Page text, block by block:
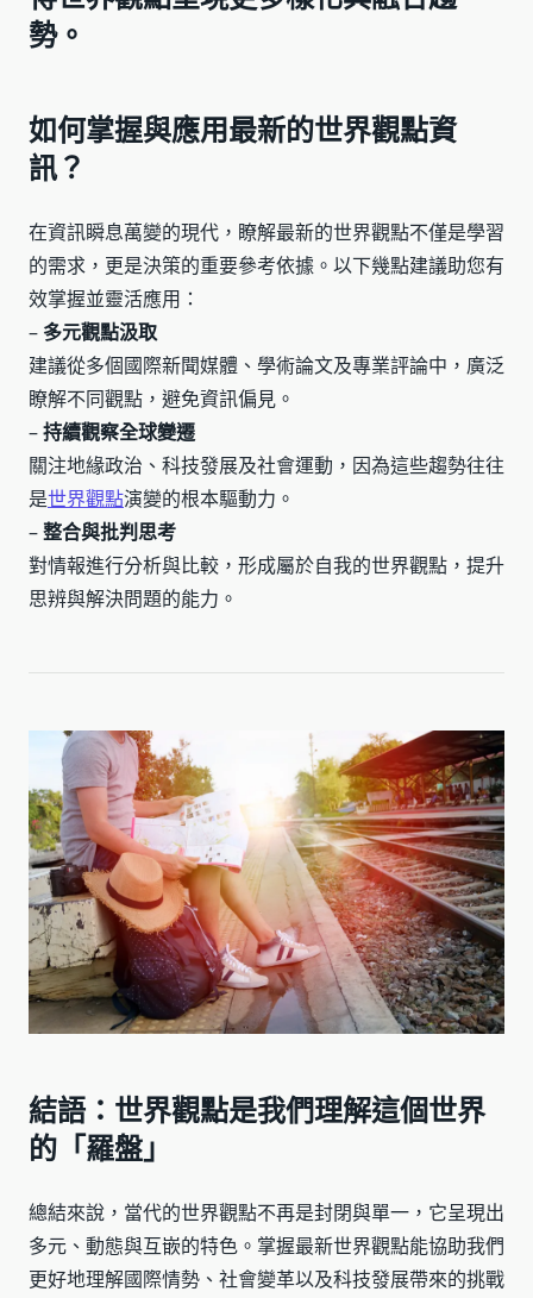
勢。
如何掌握與應用最新的世界觀點資
訊？
在資訊瞬息萬變的現代，瞭解最新的世界觀點不僅是學習
的需求，更是決策的重要參考依據。以下幾點建議助您有
效掌握並靈活應用：
– 多元觀點汲取
建議從多個國際新聞媒體、學術論文及專業評論中，廣泛
瞭解不同觀點，避免資訊偏見。
–持續觀察全球變遷
關注地緣政治、科技發展及社會運動，因為這些趨勢往往
是世界觀點演變的根本驅動力。
–整合與批判思考
對情報進行分析與比較，形成屬於自我的世界觀點，提升
思辨與解決問題的能力。
結語：世界觀點是我們理解這個世界
的「羅盤」
總結來說，當代的世界觀點不再是封閉與單一，它呈現出
多元、動態與互嵌的特色。掌握最新世界觀點能協助我們
更好地理解國際情勢、社會變革以及科技發展帶來的挑戰